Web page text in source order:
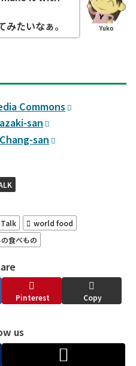
Yuko
たいなぁ。
Commons
san
san
Talk
world food
食べもの
Pinterest Copy
us